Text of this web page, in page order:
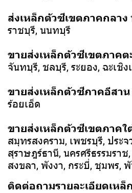
ส่งเหล็กตัวซีเขตภาคกลาง
ราชบุรี, นนทบุรี
ขายส่งเหล็กตัวซีเขตภาคต
จันทบุรี, ชลบุรี, ระยอง, ฉะเชิง
ขายส่งเหล็กตัวซีภาคอีสาน
ร้อยเอ็ด
ขายส่งเหล็กตัวซีเขตภาคใ
สมุทรสงคราม, เพชรบุรี, ประ
สุราษฎร์ธานี, นครศรีธรรมราช
สงขลา, พังงา, กระบี่, ชุมพร,
ติดต่อถามรายละเอียดเหล็